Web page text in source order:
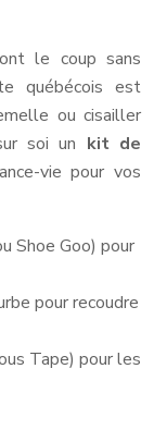
le coup sans
québécois est
ou cisailler
soi un kit de
vie pour vos
Shoe Goo) pour
pour recoudre
Tape) pour les